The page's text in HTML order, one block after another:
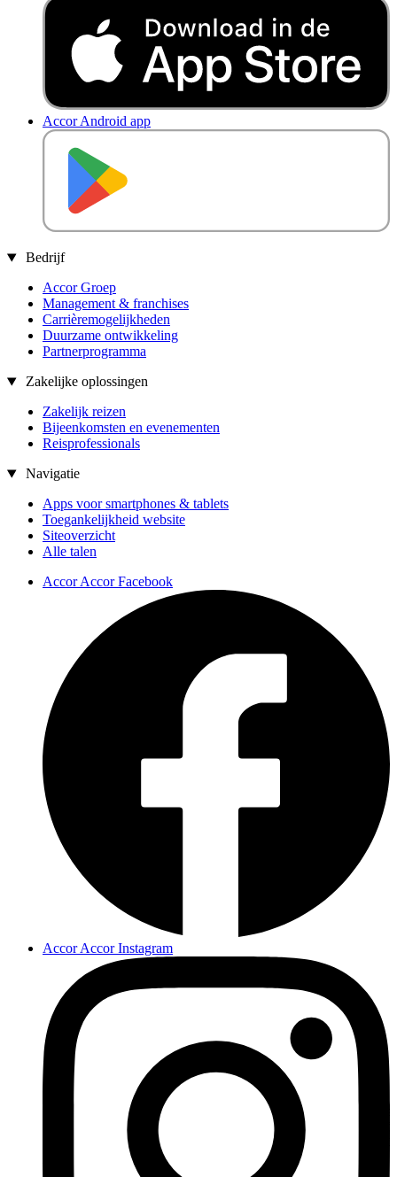
Accor Android app
Bedrijf
Accor Groep
Management & franchises
Carrièremogelijkheden
Duurzame ontwikkeling
Partnerprogramma
Zakelijke oplossingen
Zakelijk reizen
Bijeenkomsten en evenementen
Reisprofessionals
Navigatie
Apps voor smartphones & tablets
Toegankelijkheid website
Siteoverzicht
Alle talen
Accor Accor Facebook
Accor Accor Instagram